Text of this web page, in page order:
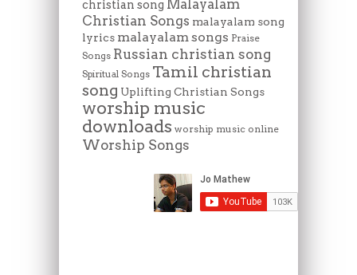
christian song Malayalam
Christian Songs malayalam song
lyrics malayalam songs Praise
Songs Russian christian song
Spiritual Songs Tamil christian
song Uplifting Christian Songs
worship music
downloads worship music online
Worship Songs